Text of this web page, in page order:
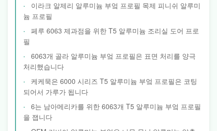
이라크 알제리 알루미늄 부엌 프로필 목제 피니쉬 알루미
늄 프로필
페루 6063 제과점을 위한 T5 알루미늄 조리실 도어 프로
필
6063개 골라 알루미늄 부엌 프로필은 표면 처리를 양극
처리했습니다
케케묵은 6000 시리즈 T5 알루미늄 부엌 프로필은 코팅
되어서 가루가 됩니다
6는 남아메리카를 위한 6063개 T5 알루미늄 부엌 프로필
을 잽니다